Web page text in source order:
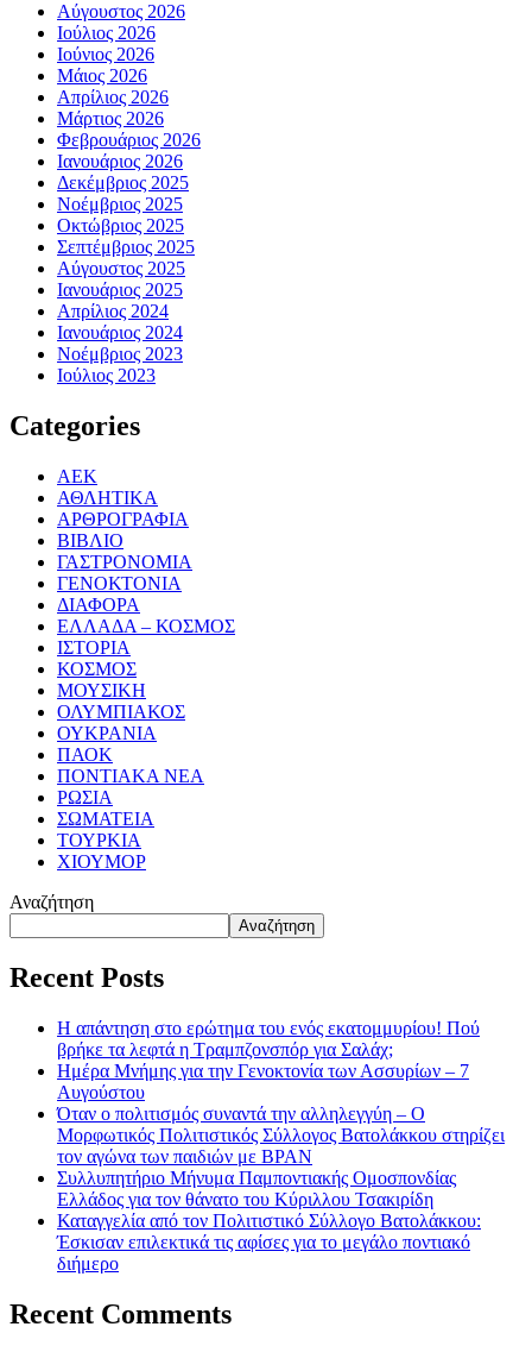
Αύγουστος 2026
Ιούλιος 2026
Ιούνιος 2026
Μάιος 2026
Απρίλιος 2026
Μάρτιος 2026
Φεβρουάριος 2026
Ιανουάριος 2026
Δεκέμβριος 2025
Νοέμβριος 2025
Οκτώβριος 2025
Σεπτέμβριος 2025
Αύγουστος 2025
Ιανουάριος 2025
Απρίλιος 2024
Ιανουάριος 2024
Νοέμβριος 2023
Ιούλιος 2023
Categories
ΑΕΚ
ΑΘΛΗΤΙΚΑ
ΑΡΘΡΟΓΡΑΦΙΑ
ΒΙΒΛΙΟ
ΓΑΣΤΡΟΝΟΜΙΑ
ΓΕΝΟΚΤΟΝΙΑ
ΔΙΑΦΟΡΑ
ΕΛΛΑΔΑ – ΚΟΣΜΟΣ
ΙΣΤΟΡΙΑ
ΚΟΣΜΟΣ
ΜΟΥΣΙΚΗ
ΟΛΥΜΠΙΑΚΟΣ
ΟΥΚΡΑΝΙΑ
ΠΑΟΚ
ΠΟΝΤΙΑΚΑ ΝΕΑ
ΡΩΣΙΑ
ΣΩΜΑΤΕΙΑ
ΤΟΥΡΚΙΑ
ΧΙΟΥΜΟΡ
Αναζήτηση
Αναζήτηση
Recent Posts
Η απάντηση στο ερώτημα του ενός εκατομμυρίου! Πού
βρήκε τα λεφτά η Τραμπζονσπόρ για Σαλάχ;
Ημέρα Μνήμης για την Γενοκτονία των Ασσυρίων – 7
Αυγούστου
Όταν ο πολιτισμός συναντά την αλληλεγγύη – Ο
Μορφωτικός Πολιτιστικός Σύλλογος Βατολάκκου στηρίζει
τον αγώνα των παιδιών με BPAN
Συλλυπητήριο Μήνυμα Παμποντιακής Ομοσπονδίας
Ελλάδος για τον θάνατο του Κύριλλου Τσακιρίδη
Καταγγελία από τον Πολιτιστικό Σύλλογο Βατολάκκου:
Έσκισαν επιλεκτικά τις αφίσες για το μεγάλο ποντιακό
διήμερο
Recent Comments